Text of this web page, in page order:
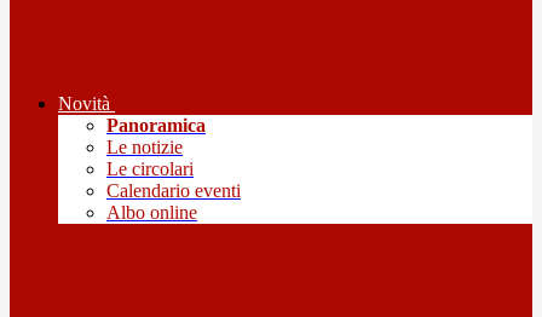
Novità
Panoramica
Le notizie
Le circolari
Calendario eventi
Albo online